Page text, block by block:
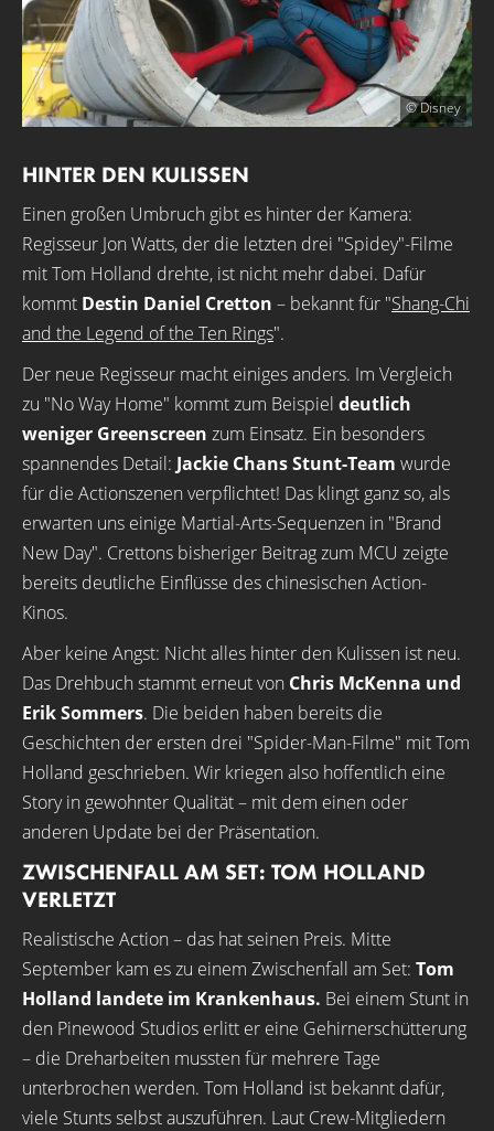
© Disney
HINTER DEN KULISSEN
Einen großen Umbruch gibt es hinter der Kamera:
Regisseur Jon Watts, der die letzten drei "Spidey"-Filme
mit Tom Holland drehte, ist nicht mehr dabei. Dafür
kommt Destin Daniel Cretton – bekannt für "Shang-Chi
and the Legend of the Ten Rings".
Der neue Regisseur macht einiges anders. Im Vergleich
zu "No Way Home" kommt zum Beispiel deutlich
weniger Greenscreen zum Einsatz. Ein besonders
spannendes Detail: Jackie Chans Stunt-Team wurde
für die Actionszenen verpflichtet! Das klingt ganz so, als
erwarten uns einige Martial-Arts-Sequenzen in "Brand
New Day". Crettons bisheriger Beitrag zum MCU zeigte
bereits deutliche Einflüsse des chinesischen Action-
Kinos.
Aber keine Angst: Nicht alles hinter den Kulissen ist neu.
Das Drehbuch stammt erneut von Chris McKenna und
Erik Sommers. Die beiden haben bereits die
Geschichten der ersten drei "Spider-Man-Filme" mit Tom
Holland geschrieben. Wir kriegen also hoffentlich eine
Story in gewohnter Qualität – mit dem einen oder
anderen Update bei der Präsentation.
ZWISCHENFALL AM SET: TOM HOLLAND
VERLETZT
Realistische Action – das hat seinen Preis. Mitte
September kam es zu einem Zwischenfall am Set: Tom
Holland landete im Krankenhaus. Bei einem Stunt in
den Pinewood Studios erlitt er eine Gehirnerschütterung
– die Dreharbeiten mussten für mehrere Tage
unterbrochen werden. Tom Holland ist bekannt dafür,
viele Stunts selbst auszuführen. Laut Crew-Mitgliedern